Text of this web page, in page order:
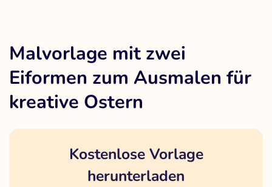
Malvorlage mit zwei
Eiformen zum Ausmalen für
kreative Ostern
Kostenlose Vorlage
herunterladen